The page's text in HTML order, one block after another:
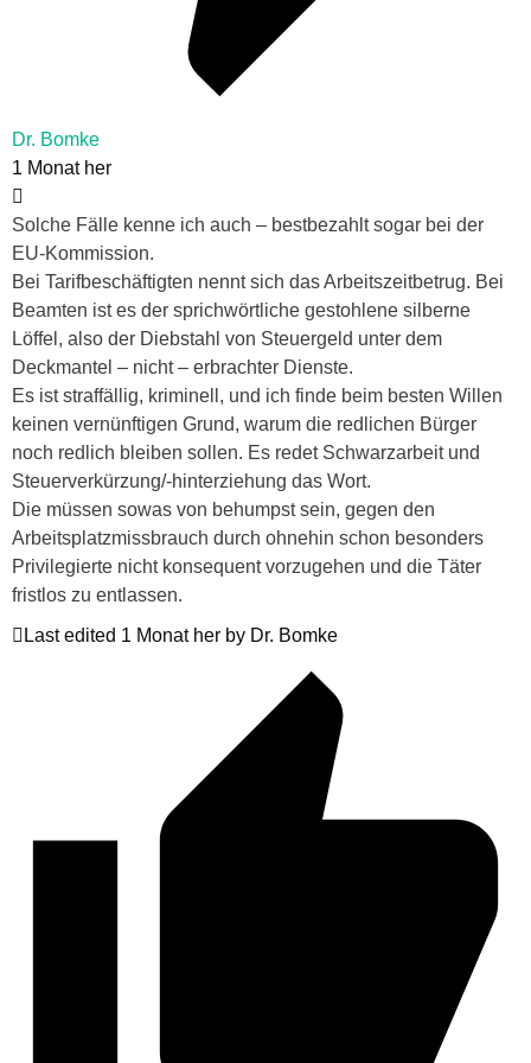
Dr. Bomke
1 Monat her
Solche Fälle kenne ich auch – bestbezahlt sogar bei der
EU-Kommission.
Bei Tarifbeschäftigten nennt sich das Arbeitszeitbetrug. Bei
Beamten ist es der sprichwörtliche gestohlene silberne
Löffel, also der Diebstahl von Steuergeld unter dem
Deckmantel – nicht – erbrachter Dienste.
Es ist straffällig, kriminell, und ich finde beim besten Willen
keinen vernünftigen Grund, warum die redlichen Bürger
noch redlich bleiben sollen. Es redet Schwarzarbeit und
Steuerverkürzung/-hinterziehung das Wort.
Die müssen sowas von behumpst sein, gegen den
Arbeitsplatzmissbrauch durch ohnehin schon besonders
Privilegierte nicht konsequent vorzugehen und die Täter
fristlos zu entlassen.
Last edited 1 Monat her by Dr. Bomke